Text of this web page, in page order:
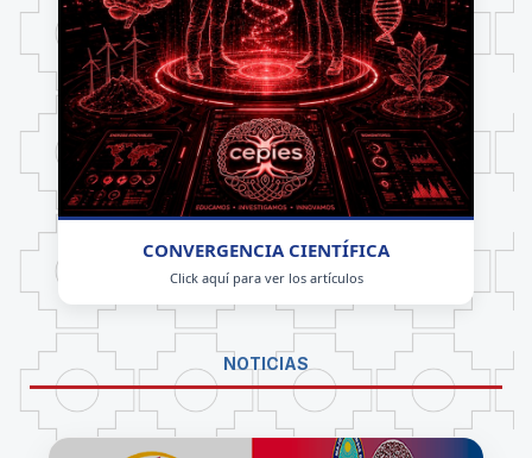
CONVERGENCIA CIENTÍFICA
Click aquí para ver los artículos
NOTICIAS